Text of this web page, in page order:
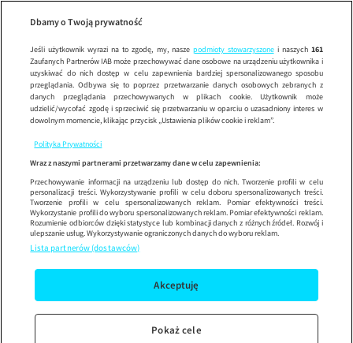
Wypróbuj aplikację mobilną
Korzystaj z łatwiejszej nawigacji i ciesz się szybszym
Dbamy o Twoją prywatność
Jeśli użytkownik wyrazi na to zgodę, my, nasze podmioty stowarzyszonei naszych 161
Zaufanych Partnerów IAB może przechowywać dane osobowe na urządzeniu użytkownika i
uzyskiwać do nich dostęp w celu zapewnienia bardziej spersonalizowanego sposobu
przeglądania. Odbywa się to poprzez przetwarzanie danych osobowych zebranych z
danych przeglądania przechowywanych w plikach cookie. Użytkownik może
udzielić/wycofać zgodę i sprzeciwić się przetwarzaniu w oparciu o uzasadniony interes w
dowolnym momencie, klikając przycisk „Ustawienia plików cookie i reklam”.
Polityka Prywatności
Wraz z naszymi partnerami przetwarzamy dane w celu zapewnienia:
Przechowywanie informacji na urządzeniu lub dostęp do nich. Tworzenie profili w celu
personalizacji treści. Wykorzystywanie profili w celu doboru spersonalizowanych treści.
Tworzenie profili w celu spersonalizowanych reklam. Pomiar efektywności treści.
Wykorzystanie profili do wyboru spersonalizowanych reklam. Pomiar efektywności reklam.
Rozumienie odbiorców dzięki statystyce lub kombinacji danych z różnych źródeł. Rozwój i
ulepszanie usług. Wykorzystywanie ograniczonych danych do wyboru reklam.
Lista partnerów (dostawców)
Akceptuję
Pokaż cele